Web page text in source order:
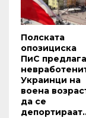
Полската
опозициска
ПиС предлага
Украинци на
воена
да се